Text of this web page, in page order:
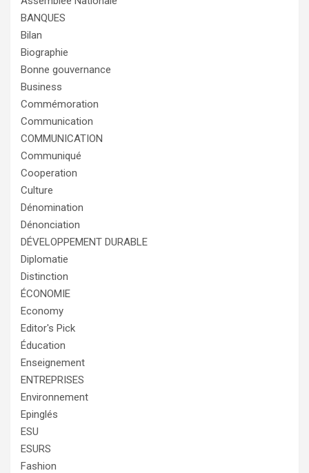
BANQUES
Bilan
Biographie
Bonne gouvernance
Business
Commémoration
Communication
COMMUNICATION
Communiqué
Cooperation
Culture
Dénomination
Dénonciation
DÉVELOPPEMENT DURABLE
Diplomatie
Distinction
ÉCONOMIE
Economy
Editor's Pick
Éducation
Enseignement
ENTREPRISES
Environnement
Epinglés
ESU
ESURS
Fashion